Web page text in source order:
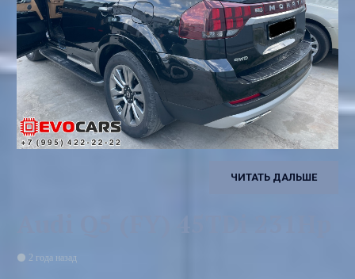
ЧИТАТЬ ДАЛЬШЕ
2 года назад